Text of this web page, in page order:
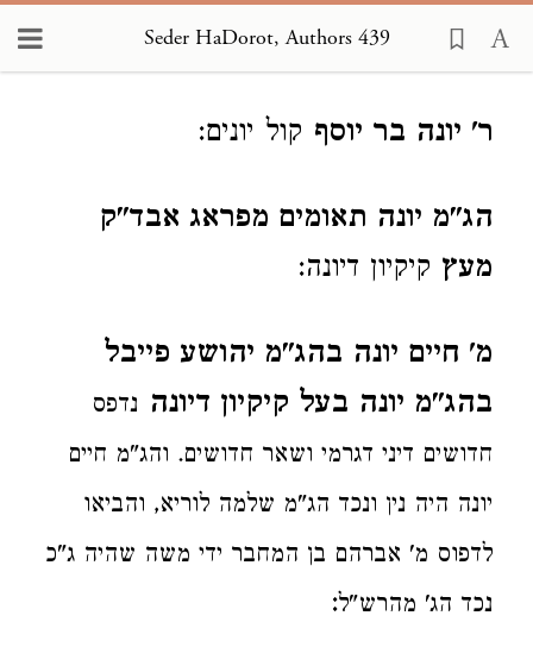
Seder HaDorot, Authors 439
ר' יונה בר יוסף קול יונים:
הג"מ יונה תאומים מפראג אבד"ק
מעץ קיקיון דיונה:
מ' חיים יונה בהג"מ יהושע פייבל
בהג"מ יונה בעל קיקיון דיונה נדפס
חדושים דיני דגרמי ושאר חדושים. והג"מ חיים
יונה היה נין ונכד הג"מ שלמה לוריא, והביאו
לדפוס מ' אברהם בן המחבר ידי משה שהיה ג"כ
נכד הג' מהרש"ל: